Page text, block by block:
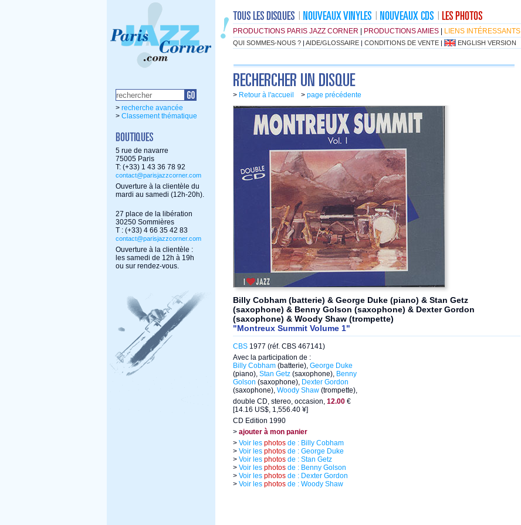
PRODUCTIONS PARIS JAZZ CORNER PRODUCTIONS AMIES LIENS INTÉRESSANTS
QUI SOMMES-NOUS ? | AIDE/GLOSSAIRE | CONDITIONS DE VENTE | ENGLISH VERSION
> recherche avancée
> Classement thématique
5 rue de navarre
75005 Paris
T: (+33) 1 43 36 78 92
contact@parisjazzcorner.com
Ouverture à la clientèle du
mardi au samedi (12h-20h).
27 place de la libération
30250 Sommières
T : (+33) 4 66 35 42 83
contact@parisjazzcorner.com
Ouverture à la clientèle :
les samedi de 12h à 19h
ou sur rendez-vous.
> Retour à l'accueil > page précédente
Billy Cobham (batterie) & George Duke (piano) & Stan Getz
(saxophone) & Benny Golson (saxophone) & Dexter Gordon
(saxophone) & Woody Shaw (trompette)
"Montreux Summit Volume 1"
CBS 1977 (réf. CBS 467141)
Avec la participation de :
Billy Cobham (batterie), George Duke
(piano), Stan Getz (saxophone), Benny
Golson (saxophone), Dexter Gordon
(saxophone), Woody Shaw (trompette),
double CD, stereo, occasion, 12.00 €
[14.16 US$, 1,556.40 ¥]
CD Edition 1990
> ajouter à mon panier
> Voir les photos de : Billy Cobham
> Voir les photos de : George Duke
> Voir les photos de : Stan Getz
> Voir les photos de : Benny Golson
> Voir les photos de : Dexter Gordon
> Voir les photos de : Woody Shaw